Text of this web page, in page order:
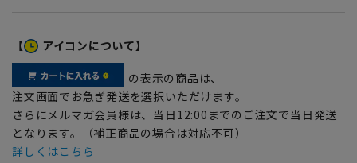
【 アイコンについて】
の表示の商品は、
注文画面でお急ぎ発送を選択いただけます。
さらにメルマガ会員様は、当日12:00までのご注文で当日発送
となります。（補正商品の場合は対応不可）
詳しくはこちら